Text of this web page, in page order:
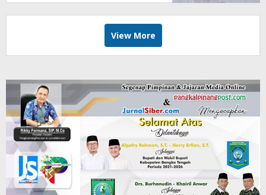
View More